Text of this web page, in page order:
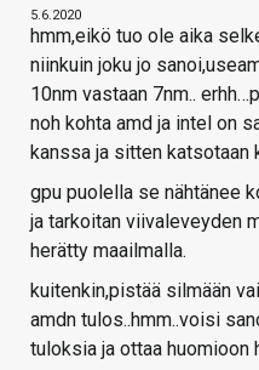
5.6.2020
hmm,eikö tuo ole aika
niinkuin joku jo
10nm vastaan 7nm..
noh kohta amd ja intel on
kanssa ja sitten katsotaan
gpu puolella se nähtänee
ja tarkoitan viivaleveyden
herätty maailmalla.
kuitenkin,pistää silmään
amdn tulos..hmm..voisi
tuloksia ja ottaa huomioon